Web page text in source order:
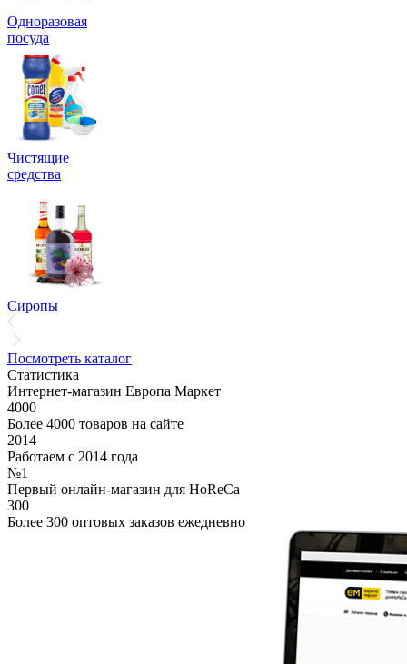
Одноразовая
посуда
Чистящие
средства
Сиропы
Посмотреть каталог
Статистика
Интернет-магазин Европа Маркет
4000
Более 4000 товаров на сайте
2014
Работаем с 2014 года
№1
Первый онлайн-магазин для HoReCa
300
Более 300 оптовых заказов ежедневно